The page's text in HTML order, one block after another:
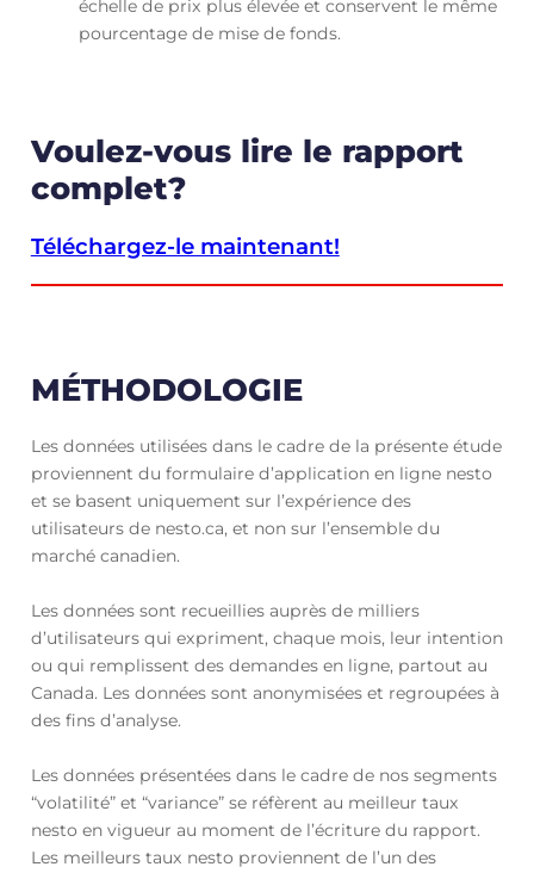
échelle de prix plus élevée et conservent le même
pourcentage de mise de fonds.
Voulez-vous lire le rapport
complet?
Téléchargez-le maintenant!
MÉTHODOLOGIE
Les données utilisées dans le cadre de la présente étude
proviennent du formulaire d’application en ligne nesto
et se basent uniquement sur l’expérience des
utilisateurs de nesto.ca, et non sur l’ensemble du
marché canadien.
Les données sont recueillies auprès de milliers
d’utilisateurs qui expriment, chaque mois, leur intention
ou qui remplissent des demandes en ligne, partout au
Canada. Les données sont anonymisées et regroupées à
des fins d’analyse.
Les données présentées dans le cadre de nos segments
“volatilité” et “variance” se réfèrent au meilleur taux
nesto en vigueur au moment de l’écriture du rapport.
Les meilleurs taux nesto proviennent de l’un des